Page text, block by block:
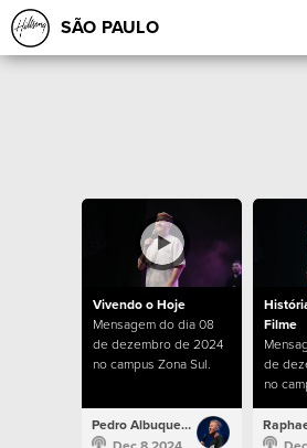
SÃO PAULO
Vivendo o Hoje
Mensagem do dia 08
de dezembro de 2024
no campus Zona Sul.
Pedro Albuquerque
Filme
de
no